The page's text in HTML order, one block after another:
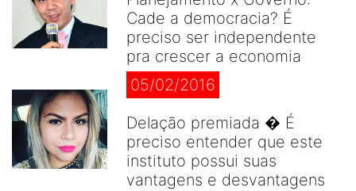
Cade a democracia? É
preciso ser independente
pra crescer a economia
05/02/2016
Delação premiada � É
preciso entender que este
instituto possui suas
vantagens e desvantagens